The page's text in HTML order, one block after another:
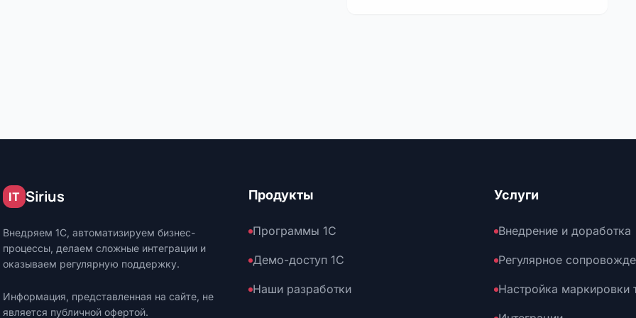
IT Sirius
Внедряем 1С, автоматизируем бизнес-
процессы, делаем сложные интеграции и
оказываем регулярную поддержку.
Информация, представленная на сайте, не
является публичной офертой.
Продукты
Программы 1С
Демо-доступ 1С
Наши разработки
Услуги
Внедрение и доработка
Регулярное
Настройка маркировки